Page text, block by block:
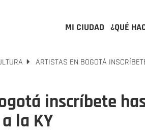
MI CIUDAD ¿QUÉ
ARTISTAS EN BOGOTÁ
inscríbete
la KY